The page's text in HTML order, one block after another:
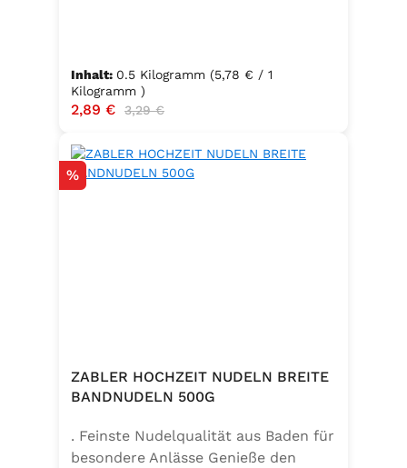
Inhalt: 0.5 Kilogramm (5,78 € / 1
Kilogramm )
Verkaufspreis:
2,89 € Regulärer Preis:
3,29 €
Rabatt
%
ZABLER HOCHZEIT NUDELN BREITE
BANDNUDELN 500G
. Feinste Nudelqualität aus Baden für
besondere Anlässe Genieße den